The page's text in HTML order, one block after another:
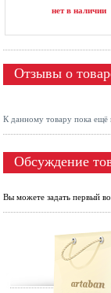
нет в наличии
Отзывы о
К данному товару пока ещё
Обсуждение
Вы можете задать первый